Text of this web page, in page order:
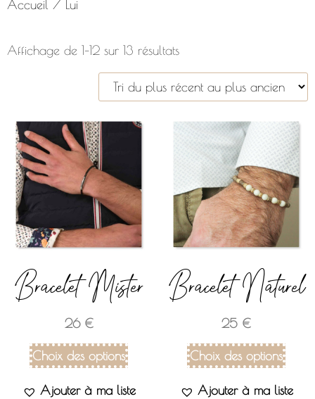
Accueil / Lui
Affichage de 1–12 sur 13 résultats
Bracelet Mister
26 €
Choix des options
Ajouter à ma liste
Bracelet Naturel
25 €
Choix des options
Ajouter à ma liste